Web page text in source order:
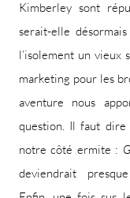
Kimberley sont
serait-elle
l’isolement un vieux
marketing pour les
aventure nous
question. Il faut dire
notre côté ermite :
deviendrait